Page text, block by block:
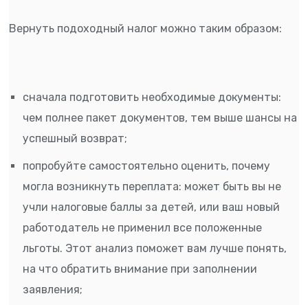
Вернуть подоходный налог можно таким образом:
сначала подготовить необходимые документы:
чем полнее пакет документов, тем выше шансы на
успешный возврат;
попробуйте самостоятельно оценить, почему
могла возникнуть переплата: может быть вы не
учли налоговые баллы за детей, или ваш новый
работодатель не применил все положенные
льготы. Этот анализ поможет вам лучше понять,
на что обратить внимание при заполнении
заявления;